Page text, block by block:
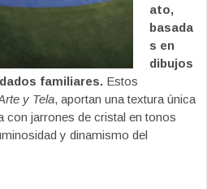
ato,
basada
s en
dibujos
familiares. Estos
y Tela, aportan una textura única
con jarrones de cristal en tonos
y dinamismo del